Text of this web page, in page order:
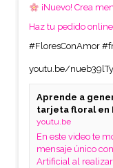
¡Nuevo! Crea
Haz tu pedido
#FloresConAmor
youtu.be/
Aprende a
tarjeta floral en
youtu.be
En este video te
mensaje único
Artificial al